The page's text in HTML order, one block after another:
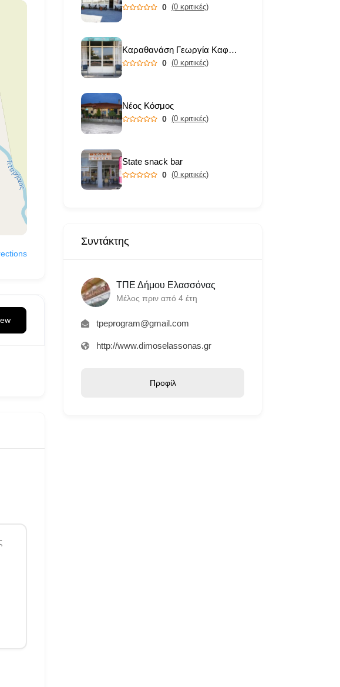
0 (0 κριτικές)
Καραθανάση Γεωργία Καφενείο
0 (0 κριτικές)
Νέος Κόσμος
0 (0 κριτικές)
State snack bar
0 (0 κριτικές)
Συντάκτης
ΤΠΕ Δήμου Ελασσόνας
Μέλος πριν από 4 έτη
tpeprogram@gmail.com
http://www.dimoselassonas.gr
Προφίλ